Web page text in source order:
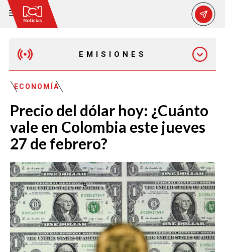
EMISIONES
EMISIÓN 7:00 PM
ECONOMÍA
Precio del dólar hoy: ¿Cuánto
vale en Colombia este jueves
27 de febrero?